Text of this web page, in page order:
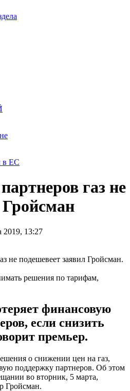
в ЕС
газ не
2019, 13:27
решения по тарифам,
финансовую
если снизить
премьер.
о снижении цен на газ,
поддержку партнеров. Об этом
во вторник, 5 марта,
Гройсман.